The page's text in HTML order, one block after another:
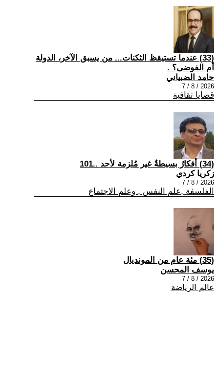
(33) عندما تستيقظ الثكنات... من يسبق الآخر، الدولة
أم الفوضى؟ .
حامد الضبياني
2026 / 8 / 7
قضايا ثقافية
(34) أفكارٌ بسيطةٌ غير مُلزمة لأحد ..101
زكريا كردي
2026 / 8 / 7
الفلسفة ,علم النفس , وعلم الاجتماع
(35) مئة عام من المونديال
يوسف المحسن
2026 / 8 / 7
عالم الرياضة